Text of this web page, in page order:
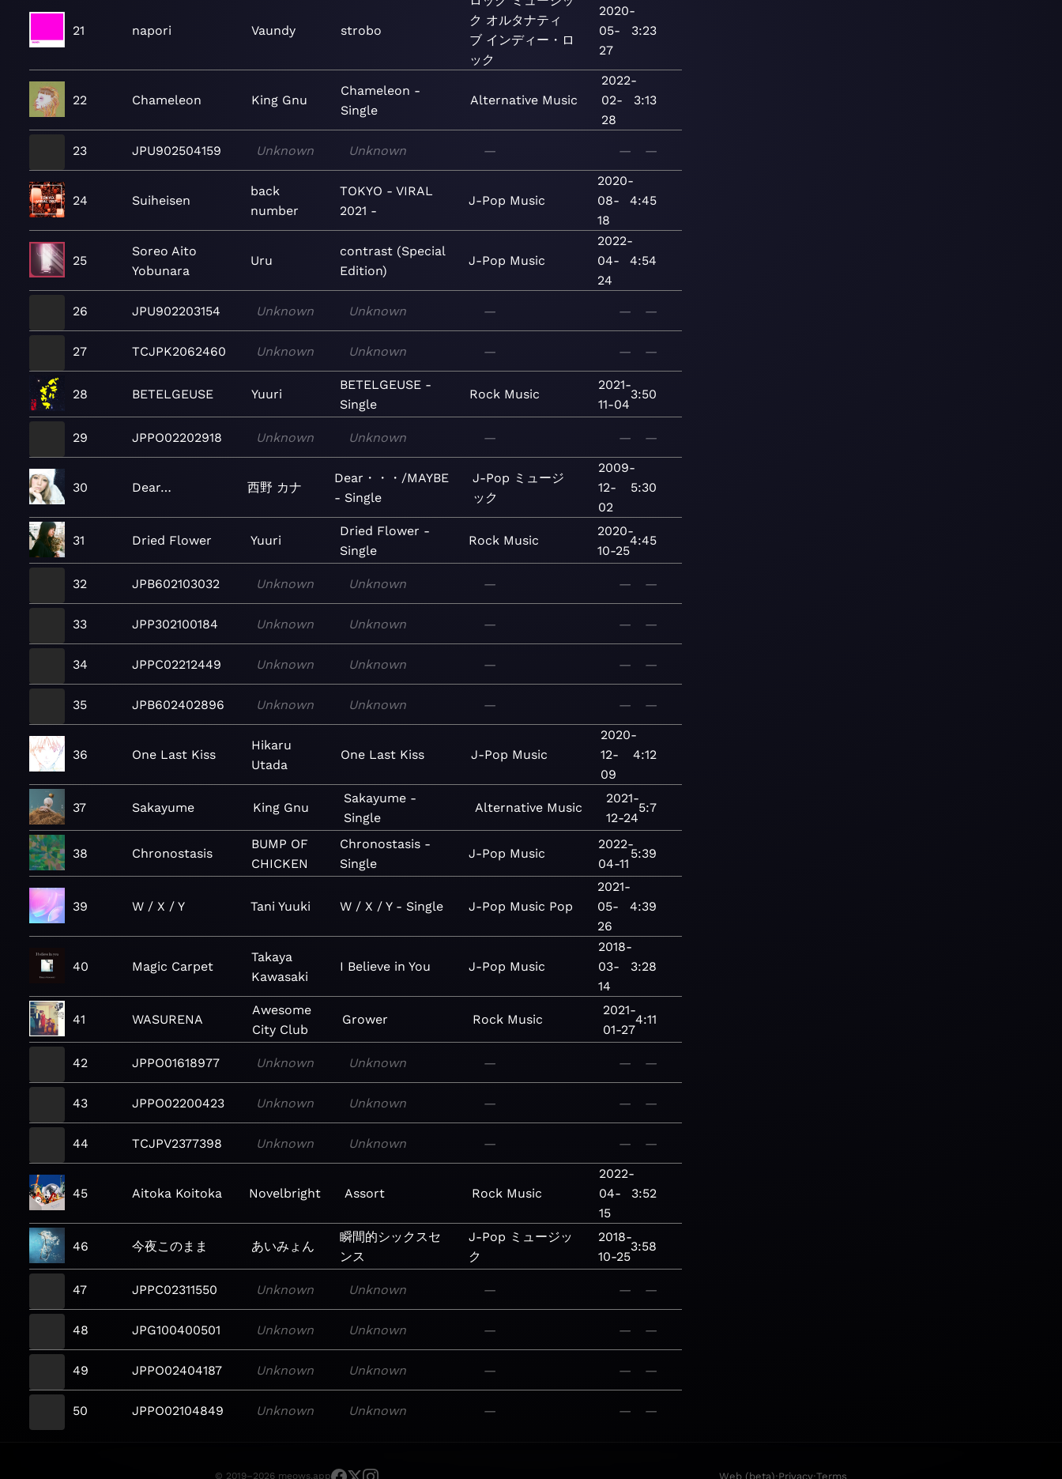
21 napori Vaundy strobo
ク オルタナティ
ブ インディー・ロ
ック
2020-
05-
27
3:23
22 Chameleon King Gnu
Chameleon -
Single
Alternative Music
2022-
02-
28
3:13
23 JPU902504159 Unknown Unknown — — —
24 Suiheisen
back
number
TOKYO - VIRAL
2021 -
J-Pop Music
2020-
08-
18
4:45
25
Soreo Aito
Yobunara
Uru
contrast (Special
Edition)
J-Pop Music
2022-
04-
24
4:54
26 JPU902203154 Unknown Unknown — — —
27 TCJPK2062460 Unknown Unknown — — —
28 BETELGEUSE Yuuri
BETELGEUSE -
Single
Rock Music
2021-
11-04
3:50
29 JPPO02202918 Unknown Unknown — — —
30 Dear… 西野 カナ
Dear・・・/MAYBE
- Single
J-Pop ミュージ
ック
2009-
12-
02
5:30
31 Dried Flower Yuuri
Dried Flower -
Single
Rock Music
2020-
10-25
4:45
32 JPB602103032 Unknown Unknown — — —
33 JPP302100184 Unknown Unknown — — —
34 JPPC02212449 Unknown Unknown — — —
35 JPB602402896 Unknown Unknown — — —
36 One Last Kiss
Hikaru
Utada
One Last Kiss J-Pop Music
2020-
12-
09
4:12
37 Sakayume King Gnu
Sakayume -
Single
Alternative Music
2021-
12-24
5:7
38 Chronostasis
BUMP OF
CHICKEN
Chronostasis -
Single
J-Pop Music
2022-
04-11
5:39
39 W / X / Y Tani Yuuki W / X / Y - Single J-Pop Music Pop
2021-
05-
26
4:39
40 Magic Carpet
Takaya
Kawasaki
I Believe in You J-Pop Music
2018-
03-
14
3:28
41 WASURENA
Awesome
City Club
Grower Rock Music
2021-
01-27
4:11
42 JPPO01618977 Unknown Unknown — — —
43 JPPO02200423 Unknown Unknown — — —
44 TCJPV2377398 Unknown Unknown — — —
45 Aitoka Koitoka Novelbright Assort Rock Music
2022-
04-
15
3:52
46 今夜このまま あいみょん
瞬間的シックスセ
ンス
J-Pop ミュージッ
ク
2018-
10-25
3:58
47 JPPC02311550 Unknown Unknown — — —
48 JPG100400501 Unknown Unknown — — —
49 JPPO02404187 Unknown Unknown — — —
50 JPPO02104849 Unknown Unknown — — —
© 2019–2026 meows.app Web (beta) Privacy Terms